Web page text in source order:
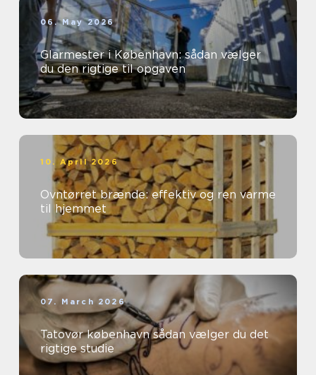
06. May 2026
Glarmester i København: sådan vælger
du den rigtige til opgaven
10. April 2026
Ovntørret brænde: effektiv og ren varme
til hjemmet
07. March 2026
Tatovør københavn sådan vælger du det
rigtige studie